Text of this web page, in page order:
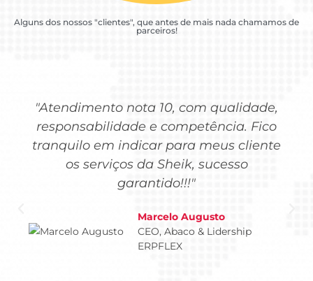
Alguns dos nossos "clientes", que antes de mais nada chamamos de
parceiros!
"Atendimento nota 10, com qualidade,
responsabilidade e competência. Fico
tranquilo em indicar para meus cliente
os serviços da Sheik, sucesso
garantido!!!"
Marcelo Augusto
CEO, Abaco & Lidership
ERPFLEX